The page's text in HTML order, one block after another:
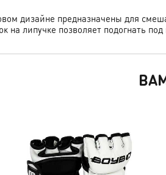
дизайне предназначены для
на липучке позволяет подогнать